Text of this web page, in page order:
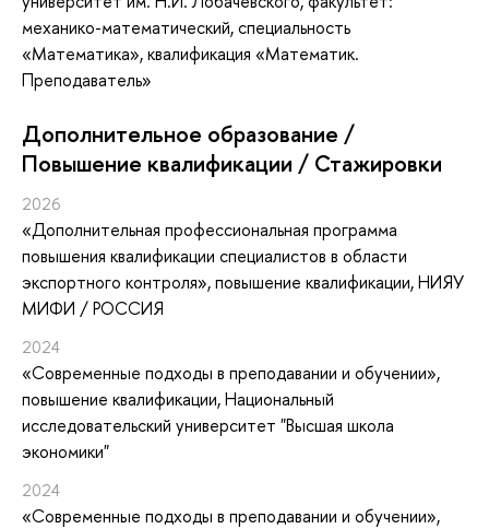
механико-математический, специальность
«Математика», квалификация «Математик.
Преподаватель»
Дополнительное образование /
Повышение квалификации / Стажировки
2026
«Дополнительная профессиональная программа
повышения квалификации специалистов в области
экспортного контроля», повышение квалификации, НИЯУ
МИФИ / РОССИЯ
2024
«Современные подходы в преподавании и обучении»,
повышение квалификации, Национальный
исследовательский университет "Высшая школа
экономики"
2024
«Современные подходы в преподавании и обучении»,